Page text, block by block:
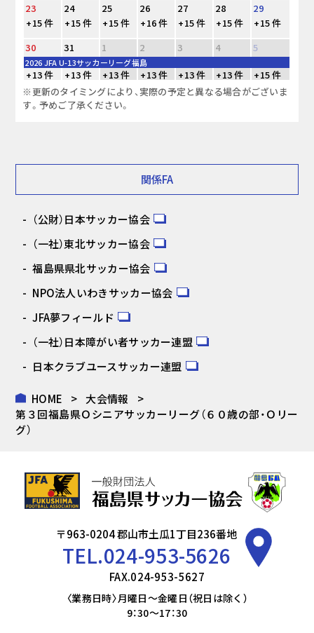
23
24 25 26 27 28
29
+15 件
+15 件 +15 件 +16 件 +15 件 +15 件
+15 件
30
31 1 2 3 4 5
2026 JFA U-13サッカーリーグ福島
+13 件 +13 件 +13 件 +13 件 +13 件 +13 件
+15 件
※更新のタイミングにより、実際の予定と異なる場合がございま
す。予めご了承ください。
関係FA
（公財）日本サッカー協会
（一社）東北サッカー協会
福島県県北サッカー協会
NPO法人いわきサッカー協会
JFA夢フィールド
（一社）日本障がい者サッカー連盟
日本クラブユースサッカー連盟
HOME
大会情報
第３回福島県Ｏシニアサッカーリーグ（６０歳の部・Ｏリー
グ）
〒963-0204 郡山市土瓜1丁目236番地
TEL.024-953-5626
FAX.024-953-5627
〈業務日時〉月曜日～金曜日（祝日は除く）
9：30～17：30